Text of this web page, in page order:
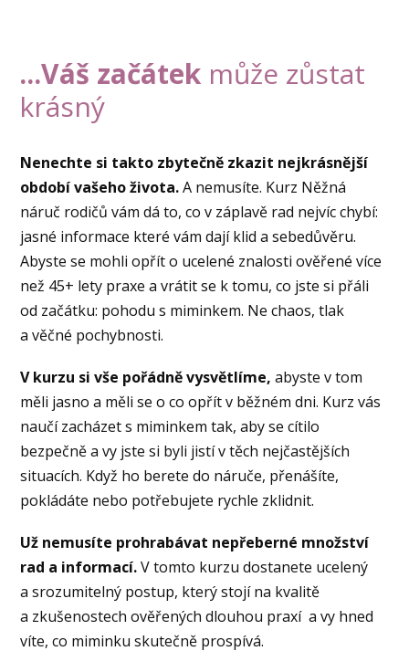
...Váš začátek může zůstat
krásný
Nenechte si takto zbytečně zkazit nejkrásnější
období vašeho života.A nemusíte. Kurz Něžná
náruč rodičů vám dá to, co v záplavě rad nejvíc chybí:
jasné informace které vám dají klid a sebedůvěru.
Abyste se mohli opřít o ucelené znalosti ověřené více
než 45+ lety praxe a vrátit se k tomu, co jste si přáli
od začátku: pohodu s miminkem. Ne chaos, tlak
a věčné pochybnosti.
V kurzu si vše pořádně vysvětlíme, abyste v tom
měli jasno a měli se o co opřít v běžném dni. Kurz vás
naučí zacházet s miminkem tak, aby se cítilo
bezpečně a vy jste si byli jistí v těch nejčastějších
situacích. Když ho berete do náruče, přenášíte,
pokládáte nebo potřebujete rychle zklidnit.
Už nemusíte prohrabávat nepřeberné množství
rad a informací.V tomto kurzu dostanete ucelený
a srozumitelný postup, který stojí na kvalitě
a zkušenostech ověřených dlouhou praxí a vy hned
víte, co miminku skutečně prospívá.